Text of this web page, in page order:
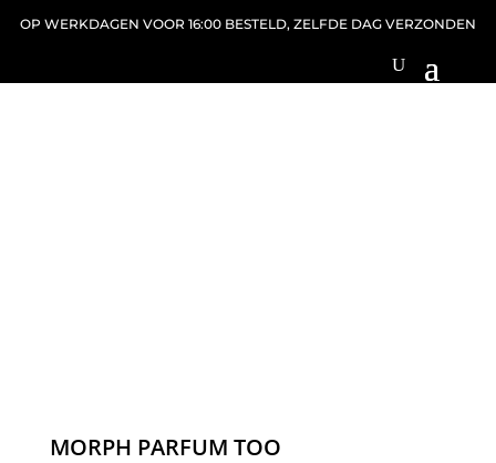
OP WERKDAGEN VOOR 16:00 BESTELD, ZELFDE DAG VERZONDEN
MORPH PARFUM TOO